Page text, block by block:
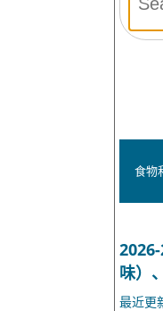
食物
味）
最近更